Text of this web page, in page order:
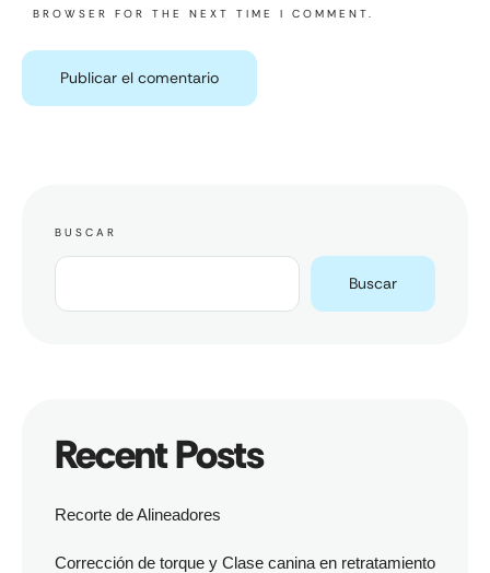
BROWSER FOR THE NEXT TIME I COMMENT.
BUSCAR
Buscar
Recent Posts
Recorte de Alineadores
Corrección de torque y Clase canina en retratamiento